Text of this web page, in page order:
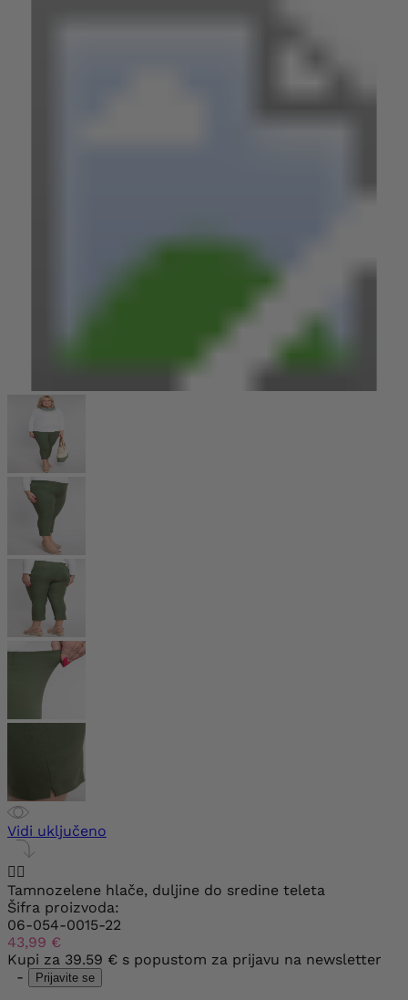
Vidi uključeno

Tamnozelene hlače, duljine do sredine teleta
Šifra proizvoda:
06-054-0015-22
43,99 €
Kupi za 39.59 € s popustom za prijavu na newsletter
-
Prijavite se